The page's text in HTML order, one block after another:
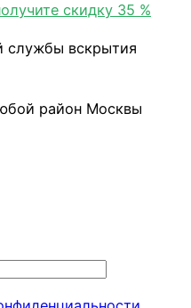
скидку 35 %
службы вскрытия
район Москвы